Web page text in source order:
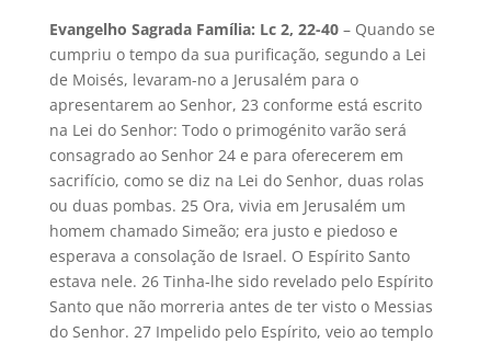
Evangelho Sagrada Família: Lc 2, 22-40– Quando se
cumpriu o tempo da sua purificação, segundo a Lei
de Moisés, levaram-no a Jerusalém para o
apresentarem ao Senhor, 23 conforme está escrito
na Lei do Senhor: Todo o primogénito varão será
consagrado ao Senhor 24 e para oferecerem em
sacrifício, como se diz na Lei do Senhor, duas rolas
ou duas pombas. 25 Ora, vivia em Jerusalém um
homem chamado Simeão; era justo e piedoso e
esperava a consolação de Israel. O Espírito Santo
estava nele. 26 Tinha-lhe sido revelado pelo Espírito
Santo que não morreria antes de ter visto o Messias
do Senhor. 27 Impelido pelo Espírito, veio ao templo